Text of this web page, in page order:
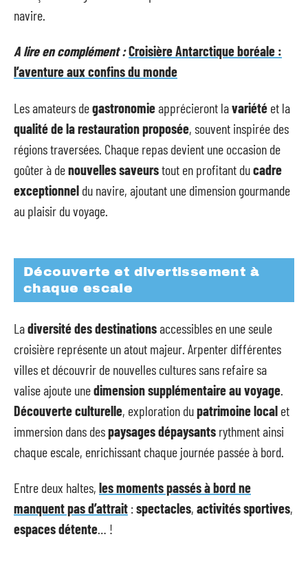
navire.
A lire en complément :Croisière Antarctique boréale :
l’aventure aux confins du monde
Les amateurs degastronomieapprécieront lavariété et la
qualité de la restauration proposée, souvent inspirée des
régions traversées. Chaque repas devient une occasion de
goûter à denouvelles saveurstout en profitant ducadre
exceptionnel du navire, ajoutant une dimension gourmande
au plaisir du voyage.
Découverte et divertissement à
chaque escale
Ladiversité des destinationsaccessibles en une seule
croisière représente un atout majeur. Arpenter différentes
villes et découvrir de nouvelles cultures sans refaire sa
valise ajoute unedimension supplémentaire au voyage
Découverte culturelle, exploration dupatrimoine local et
immersion dans despaysages dépaysants rythment ainsi
chaque escale, enrichissant chaque journée passée à bord.
Entre deux haltes, les moments passés à bord ne
manquent pas d’attrait :spectacles, activités sportives,
espaces détente… !